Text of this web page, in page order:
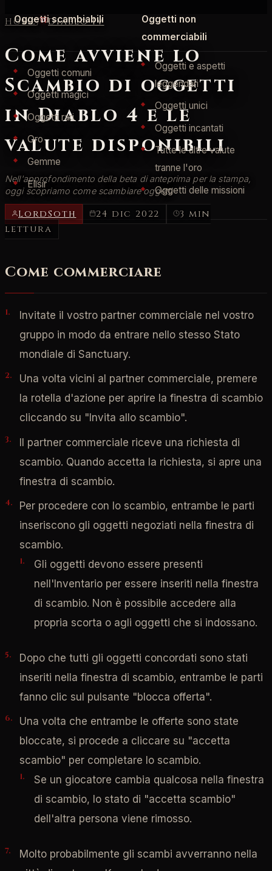
Home/ Diablo IV
Come avviene lo
Scambio di oggetti
in Diablo 4 e le
valute disponibili
Nell'approfondimento della beta di anteprima per la stampa,
oggi scopriamo come scambiare oggetti
LordSoth 24 dic 2022
3 min
lettura
Oggetti scambiabili
Oggetti non
commerciabili
Oggetti comuni
Oggetti magici
Oggetti rari
Oro
Gemme
Elisir
Oggetti e aspetti
leggendari
Oggetti unici
Oggetti incantati
Tutte le altre valute
tranne l'oro
Oggetti delle missioni
Come commerciare
Invitate il vostro partner commerciale nel vostro
gruppo in modo da entrare nello stesso Stato
mondiale di Sanctuary.
Una volta vicini al partner commerciale, premere
la rotella d'azione per aprire la finestra di scambio
cliccando su "Invita allo scambio".
Il partner commerciale riceve una richiesta di
scambio. Quando accetta la richiesta, si apre una
finestra di scambio.
Per procedere con lo scambio, entrambe le parti
inseriscono gli oggetti negoziati nella finestra di
scambio.
Gli oggetti devono essere presenti
nell'Inventario per essere inseriti nella finestra
di scambio. Non è possibile accedere alla
propria scorta o agli oggetti che si indossano.
Dopo che tutti gli oggetti concordati sono stati
inseriti nella finestra di scambio, entrambe le parti
fanno clic sul pulsante "blocca offerta".
Una volta che entrambe le offerte sono state
bloccate, si procede a cliccare su "accetta
scambio" per completare lo scambio.
Se un giocatore cambia qualcosa nella finestra
di scambio, lo stato di "accetta scambio"
dell'altra persona viene rimosso.
Molto probabilmente gli scambi avverranno nella